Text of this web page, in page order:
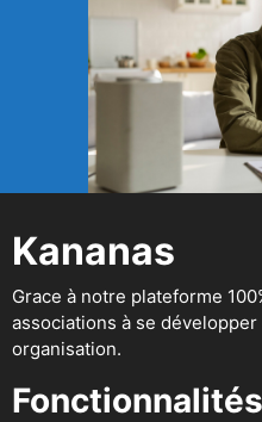
Kananas
Grace à notre plateforme
associations à se
organisation.
Fonctionnalités